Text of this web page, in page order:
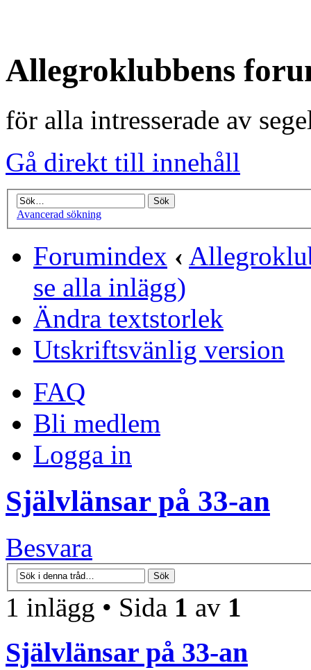
Allegroklubbens
för alla intresserade av
Gå direkt till innehåll
Avancerad sökning
Forumindex ‹
se alla inlägg)
Ändra textstorlek
Utskriftsvänlig version
FAQ
Bli medlem
Logga in
Självlänsar på 33-an
Besvara
1 inlägg • Sida 1 av 1
Självlänsar på 33-an